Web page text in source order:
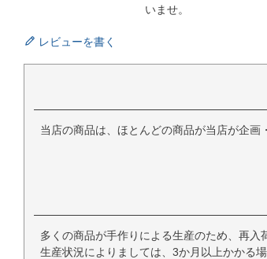
いませ。
レビューを書く
当店の商品は、ほとんどの商品が当店が企画
多くの商品が手作りによる生産のため、再入
生産状況によりましては、3か月以上かかる場